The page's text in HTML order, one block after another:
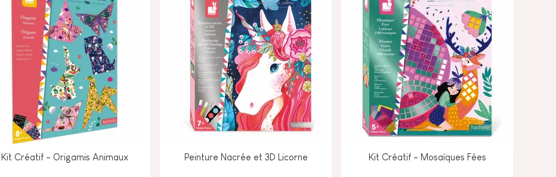
Kit Créatif - Origamis Animaux Peinture Nacrée et 3D Licorne Kit Créatif - Mosaïques Fées